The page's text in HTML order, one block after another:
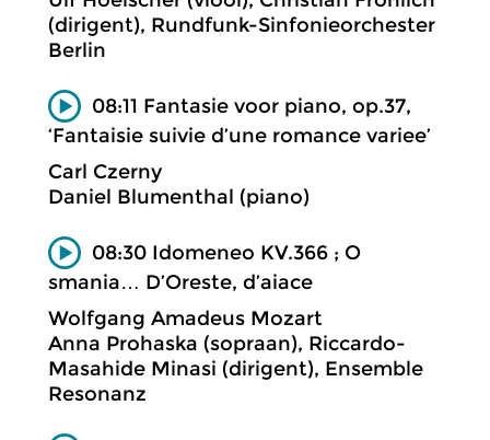
(dirigent), Rundfunk-Sinfonieorchester
Berlin
08:11 Fantasie voor piano, op.37,
‘Fantaisie suivie d’une romance variee’
Carl Czerny
Daniel Blumenthal (piano)
08:30 Idomeneo KV.366 ; O
smania… D’Oreste, d’aiace
Wolfgang Amadeus Mozart
Anna Prohaska (sopraan), Riccardo-
Masahide Minasi (dirigent), Ensemble
Resonanz